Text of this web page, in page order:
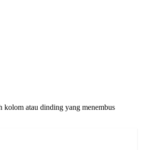
kolom atau dinding yang menembus